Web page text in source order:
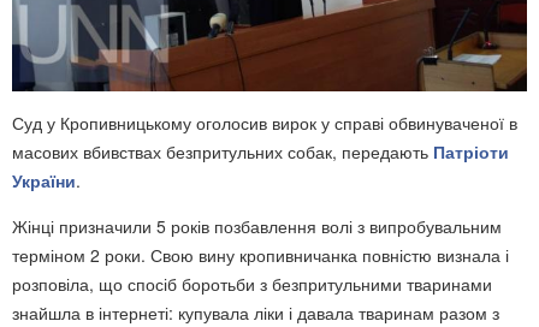
Суд у Кропивницькому оголосив вирок у справі обвинуваченої в
масових вбивствах безпритульних собак, передають Патріоти
України.
Жінці призначили 5 років позбавлення волі з випробувальним
терміном 2 роки. Свою вину кропивничанка повністю визнала і
розповіла, що спосіб боротьби з безпритульними тваринами
знайшла в інтернеті: купувала ліки і давала тваринам разом з